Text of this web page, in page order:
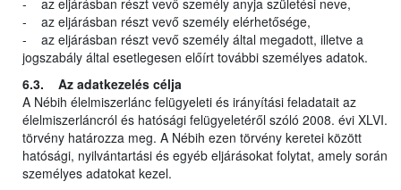
- az eljárásban részt vevő személy anyja születési neve,
- az eljárásban részt vevő személy elérhetősége,
- az eljárásban részt vevő személy által megadott, illetve a
jogszabály által esetlegesen előírt további személyes adatok.
6.3. Az adatkezelés célja
A Nébih élelmiszerlánc felügyeleti és irányítási feladatait az
élelmiszerláncról és hatósági felügyeletéről szóló 2008. évi XLVI.
törvény határozza meg. A Nébih ezen törvény keretei között
hatósági, nyilvántartási és egyéb eljárásokat folytat, amely során
személyes adatokat kezel.